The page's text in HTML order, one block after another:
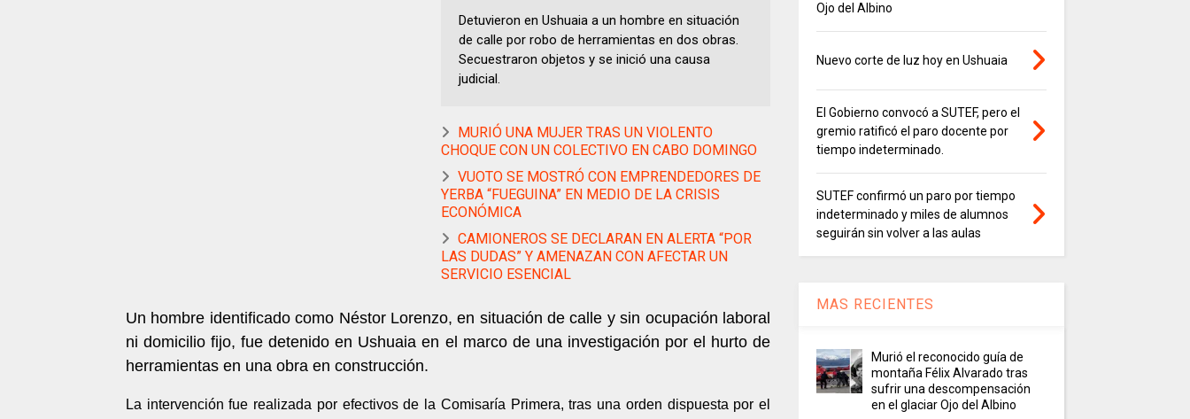
Detuvieron en Ushuaia a un hombre en situación
de calle por robo de herramientas en dos obras.
Secuestraron objetos y se inició una causa
judicial.
MURIÓ UNA MUJER TRAS UN VIOLENTO
CHOQUE CON UN COLECTIVO EN CABO DOMINGO
VUOTO SE MOSTRÓ CON EMPRENDEDORES DE
YERBA “FUEGUINA” EN MEDIO DE LA CRISIS
ECONÓMICA
CAMIONEROS SE DECLARAN EN ALERTA “POR
LAS DUDAS” Y AMENAZAN CON AFECTAR UN
SERVICIO ESENCIAL
Un hombre identificado como Néstor Lorenzo, en situación de calle y sin ocupación laboral
ni domicilio fijo, fue detenido en Ushuaia en el marco de una investigación por el hurto de
herramientas en una obra en construcción.
La intervención fue realizada por efectivos de la Comisaría Primera, tras una orden dispuesta por el
Ojo del Albino
Nuevo corte de luz hoy en Ushuaia
El Gobierno convocó a SUTEF, pero el
gremio ratificó el paro docente por
tiempo indeterminado.
SUTEF confirmó un paro por tiempo
indeterminado y miles de alumnos
seguirán sin volver a las aulas
MAS RECIENTES
Murió el reconocido guía de
montaña Félix Alvarado tras
sufrir una descompensación
en el glaciar Ojo del Albino